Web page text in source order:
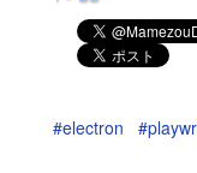
#electron